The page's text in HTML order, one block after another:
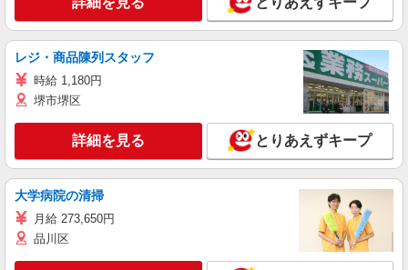
レジ・商品陳列スタッフ
時給 1,180円
堺市堺区
詳細を見る とりあえずキープ
大学病院の清掃
月給 273,650円
品川区